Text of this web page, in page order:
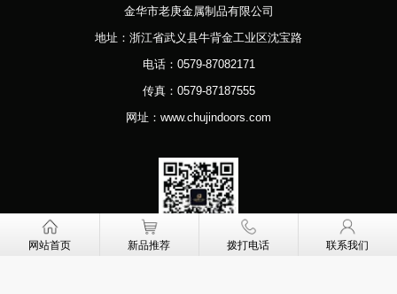
金华市老庚金属制品有限公司
地址：浙江省武义县牛背金工业区沈宝路
电话：0579-87082171
传真：0579-87187555
网址：www.chujindoors.com
网站首页 新品推荐 拨打电话 联系我们